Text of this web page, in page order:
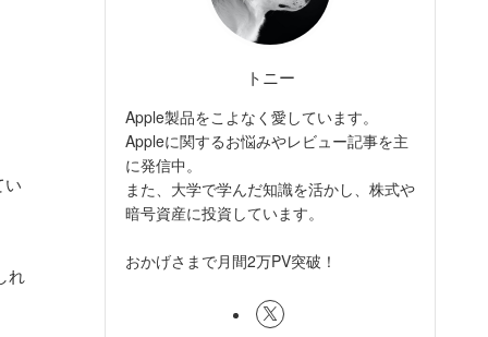
い
れ
トニー
Apple製品をこよなく愛しています。
Appleに関するお悩みやレビュー記事を主
に発信中。
また、大学で学んだ知識を活かし、株式や
暗号資産に投資しています。
おかげさまで月間2万PV突破！